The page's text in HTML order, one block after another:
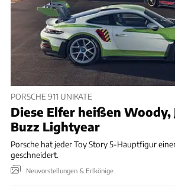
PORSCHE 911 UNIKATE
Diese Elfer heißen Woody,
Buzz Lightyear
Porsche hat jeder Toy Story 5-Hauptfigur
geschneidert.
Neuvorstellungen & Erlkönige